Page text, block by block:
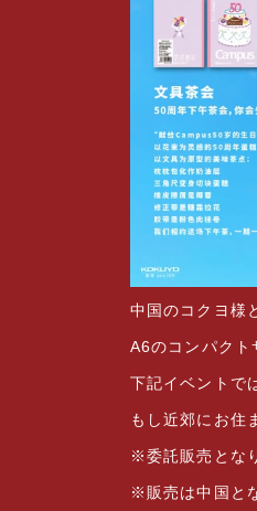
中国のコクヨ様
A6のコンパクト
下記イベントで
もし近郊にお住
※委託販売とな
※販売は中国と